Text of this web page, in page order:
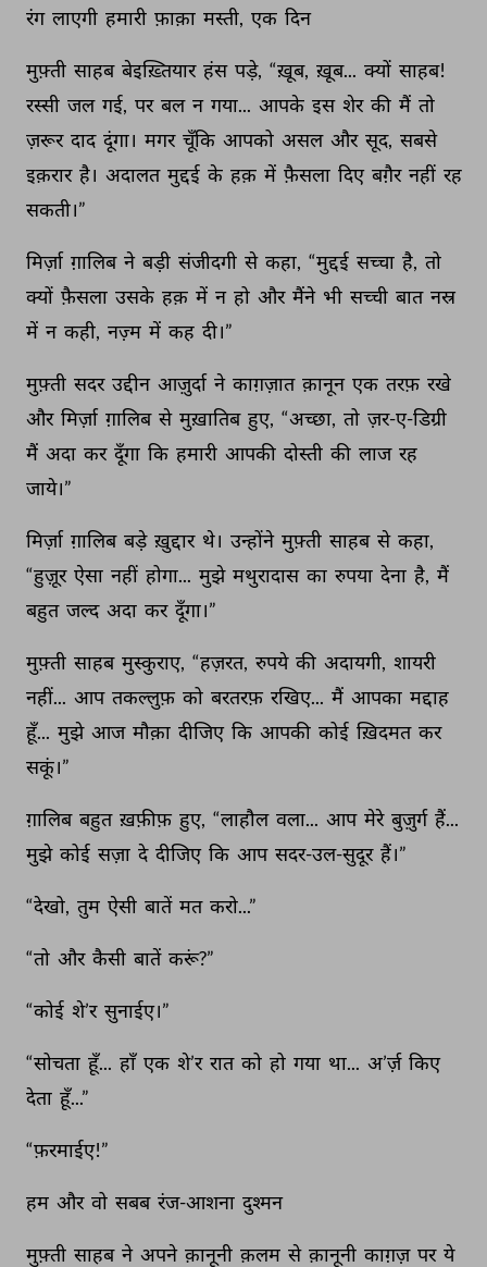
रंग लाएगी हमारी फ़ाक़ा मस्ती, एक दिन
मुफ़्ती साहब बेइख़्तियार हंस पड़े, “ख़ूब, ख़ूब... क्यों साहब!
रस्सी जल गई, पर बल न गया... आपके इस शेर की मैं तो
ज़रूर दाद दूंगा। मगर चूँकि आपको असल और सूद, सबसे
इक़रार है। अदालत मुद्दई के हक़ में फ़ैसला दिए बग़ैर नहीं रह
सकती।”
मिर्ज़ा ग़ालिब ने बड़ी संजीदगी से कहा, “मुद्दई सच्चा है, तो
क्यों फ़ैसला उसके हक़ में न हो और मैंने भी सच्ची बात नस्र
में न कही, नज़्म में कह दी।”
मुफ़्ती सदर उद्दीन आज़ुर्दा ने काग़ज़ात क़ानून एक तरफ़ रखे
और मिर्ज़ा ग़ालिब से मुख़ातिब हुए, “अच्छा, तो ज़र-ए-डिग्री
मैं अदा कर दूँगा कि हमारी आपकी दोस्ती की लाज रह
जाये।”
मिर्ज़ा ग़ालिब बड़े ख़ुद्दार थे। उन्होंने मुफ़्ती साहब से कहा,
“हुज़ूर ऐसा नहीं होगा... मुझे मथुरादास का रुपया देना है, मैं
बहुत जल्द अदा कर दूँगा।”
मुफ़्ती साहब मुस्कुराए, “हज़रत, रुपये की अदायगी, शायरी
नहीं... आप तकल्लुफ़ को बरतरफ़ रखिए... मैं आपका मद्दाह
हूँ... मुझे आज मौक़ा दीजिए कि आपकी कोई ख़िदमत कर
सकूं।”
ग़ालिब बहुत ख़फ़ीफ़ हुए, “लाहौल वला... आप मेरे बुज़ुर्ग हैं...
मुझे कोई सज़ा दे दीजिए कि आप सदर-उल-सुदूर हैं।”
“देखो, तुम ऐसी बातें मत करो...”
“तो और कैसी बातें करूं?”
“कोई शे’र सुनाईए।”
“सोचता हूँ... हाँ एक शे’र रात को हो गया था... अ’र्ज़ किए
देता हूँ...”
“फ़रमाईए!”
हम और वो सबब रंज-आशना दुश्मन
मुफ़्ती साहब ने अपने क़ानूनी क़लम से क़ानूनी काग़ज़ पर ये